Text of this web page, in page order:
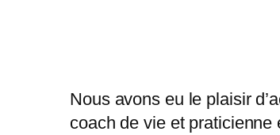
Nous avons eu le plaisir
coach de vie et praticienne